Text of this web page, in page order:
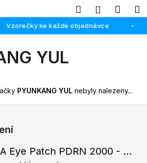
Vzorečky ke každé objednávce •
HledatPřihlášení
košík
YUL
PYUNKANG YUL nebyly nalezeny...
VELLA Eye Patch PDRN 2000 - Tající hydrogelové náplasti pod oči s PDRN 72 g / 60 ks